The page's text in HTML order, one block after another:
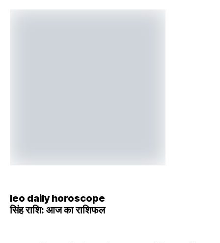
leo daily horoscope
सिंह राशि: आज का राशिफल